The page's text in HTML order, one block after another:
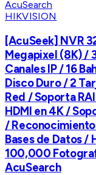
HIKVISION
[AcuSeek] NVR
Megapixel (8K) /
Canales IP / 16
Disco Duro / 2
Red / Soporta
HDMI en 4K /
/
Bases de Datos /
100,000
AcuSearch